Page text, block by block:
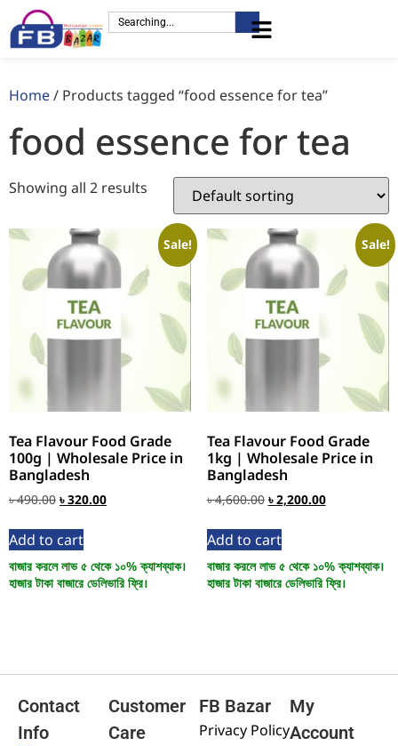
Home/ Products tagged “food essence for tea”
food essence for tea
Showing all 2 results
Sale!
Tea Flavour Food Grade
100g | Wholesale Price in
Bangladesh
৳490.00 ৳320.00
Add to cart
বাজার করলে লাভ ৫ থেকে ১০% ক্যাশব্যাক।
হাজার টাকা বাজারে ডেলিভারি ফ্রি।
Sale!
Tea Flavour Food Grade
1kg | Wholesale Price in
Bangladesh
৳4,600.00 ৳2,200.00
Add to cart
বাজার করলে লাভ ৫ থেকে ১০% ক্যাশব্যাক।
হাজার টাকা বাজারে ডেলিভারি ফ্রি।
Contact
Info
Customer
Care
FB Bazar
Privacy Policy
My
Account